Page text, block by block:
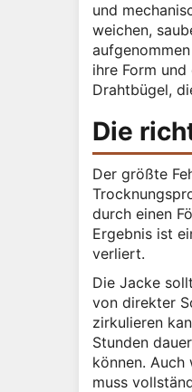
und
weichen,
ihre Form
Drahtbügel,
Die
Der größte
durch einen
Ergebnis ist
verliert.
Die Jacke
von direkter
zirkulieren
Stunden
können.
muss